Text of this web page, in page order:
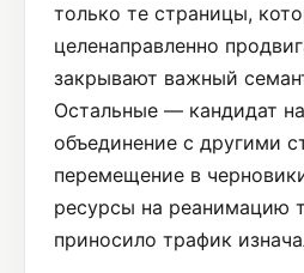
только те страницы,
целенаправленно
закрывают важный
Остальные — кандидат
объединение с другими
перемещение в
ресурсы на реанимацию
приносило трафик